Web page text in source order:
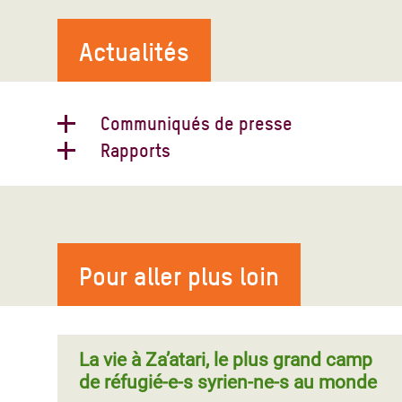
Actualités
Communiqués de presse
la touche
À la clôture de la première journée de
négociations à la conférence de Genève II,
Rapports
Pour aller plus loin
La vie à Za’atari, le plus grand camp
de réfugié-e-s syrien-ne-s au monde